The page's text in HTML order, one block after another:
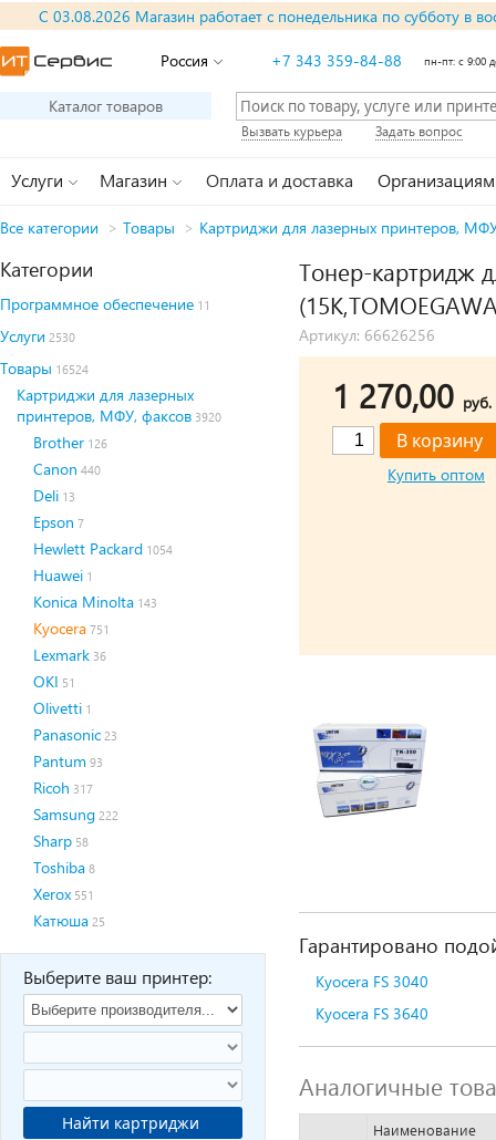
С 03.08.2026 Магазин работает с понедельника по субботу в
Россия +7 343 359-84-88 пн-пт: с 9:00
Каталог товаров
Вызвать курьера Задать вопрос
Услуги Магазин Оплата и доставка Организациям
Все категории > Товары > Картриджи для лазерных принтеров,
Категории
Программное обеспечение 11
Услуги 2530
Товары 16524
Картриджи для лазерных
принтеров, МФУ, факсов 3920
Brother 126
Canon 440
Deli 13
Epson 7
Hewlett Packard 1054
Huawei 1
Konica Minolta 143
Kyocera 751
Lexmark 36
OKI 51
Olivetti 1
Panasonic 23
Pantum 93
Ricoh 317
Samsung 222
Sharp 58
Toshiba 8
Xerox 551
Катюша 25
Выберите ваш принтер:
Найти картриджи
Тонер-картридж
Артикул: 66626256
1 270,00 руб.
Купить оптом
Гарантировано
Kyocera FS 3040
Kyocera FS 3640
Аналогичные
Наименование